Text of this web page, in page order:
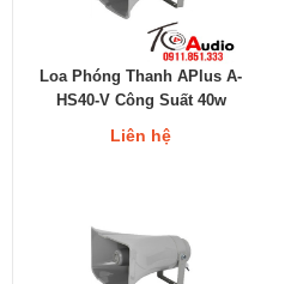
Loa Phóng Thanh APlus A-
HS40-V Công Suất 40w
Liên hệ